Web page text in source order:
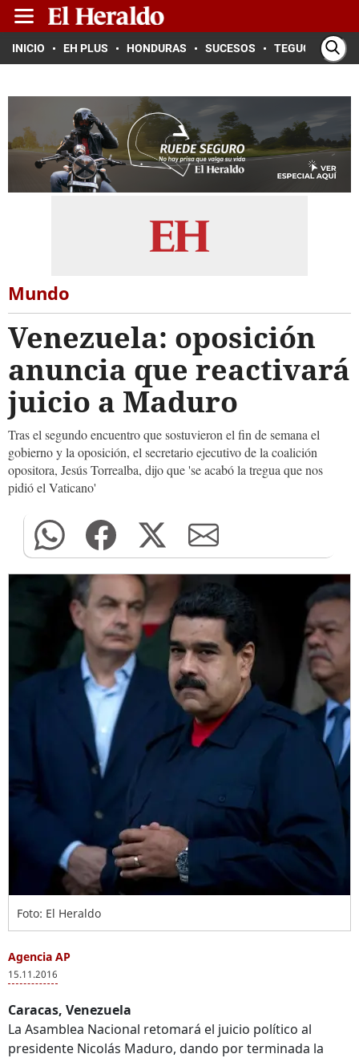
INICIO EH PLUS HONDURAS SUCESOS TEGUCIGALPA
Mundo
Venezuela: oposición
anuncia que reactivará
juicio a Maduro
Tras el segundo encuentro que sostuvieron el fin de semana el
gobierno y la oposición, el secretario ejecutivo de la coalición
opositora, Jesús Torrealba, dijo que 'se acabó la tregua que nos
pidió el Vaticano'
Foto: El Heraldo
Agencia AP
15.11.2016
Caracas, Venezuela
La Asamblea Nacional retomará el juicio político al
presidente Nicolás Maduro, dando por terminada la